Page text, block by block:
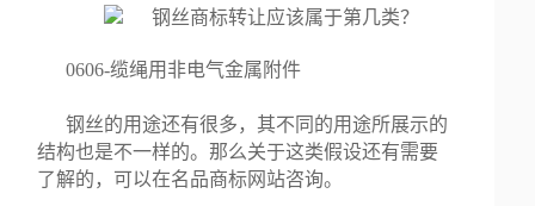
0606-缆绳用非电气金属附件
钢丝的用途还有很多，其不同的用途所展示的
结构也是不一样的。那么关于这类假设还有需要
了解的，可以在名品商标网站咨询。